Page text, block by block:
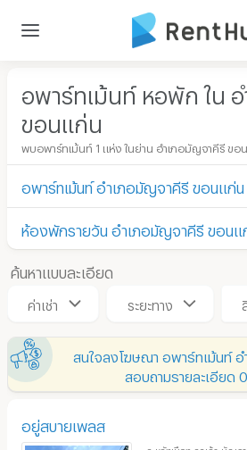
อพาร์ทเม้นท์ หอพัก ใน
ขอนแก่น
พบอพาร์ทเม้นท์ 1 แห่ง ในย่าน อำเภอมัญจาคีรี ขอ
อพาร์ทเม้นท์ อำเภอมัญจาคีรี ขอนแก่น
ห้องพักรายวัน อำเภอมัญจาคีรี ขอนแ
ค้นหาแบบละเอียด
ค่าเช่า ระยะทาง
สนใจลงโฆษณา อพาร์ทเม้นท์
สอบถามรายละเอียด
อยู่สบายเพลส